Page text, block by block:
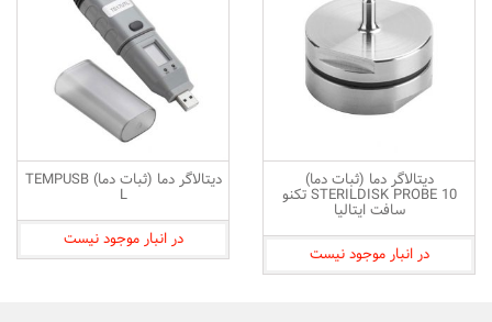
دیتالاگر دما (ثبات دما)
STERILDISK PROBE 10 تکنو
سافت ایتالیا
در انبار موجود نیست
دیتالاگر دما (ثبات دما) TEMPUSB
L
در انبار موجود نیست